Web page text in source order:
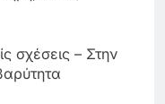
σχέσεις – Στην